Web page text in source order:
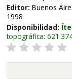
Editor: Buenos
1998
Disponibilidad:
topográfica: